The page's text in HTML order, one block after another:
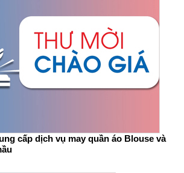
cấp dịch vụ may quần áo Blouse và